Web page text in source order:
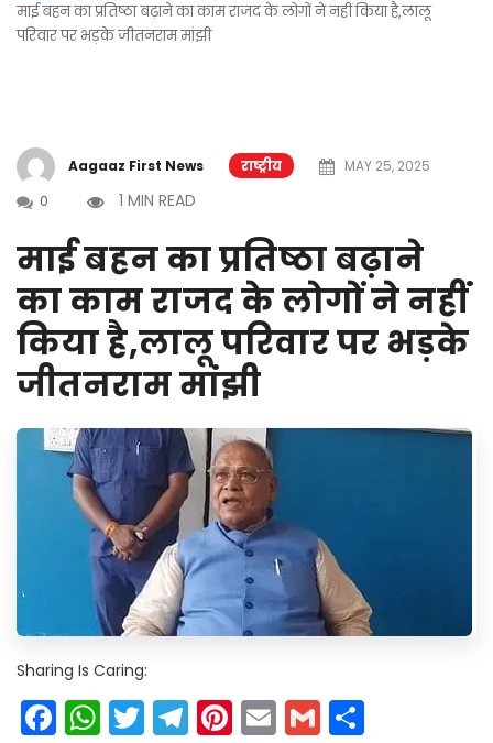
माई बहन का प्रतिष्ठा बढ़ाने का काम राजद के लोगों ने नहीं किया है,लालू
परिवार पर भड़के जीतनराम मांझी
Aagaaz First News राष्ट्रीय
MAY 25, 2025
0
1 MIN READ
माई बहन का प्रतिष्ठा बढ़ाने
का काम राजद के लोगों ने नहीं
किया है,लालू परिवार पर भड़के
जीतनराम मांझी
Sharing Is Caring:
Facebook
WhatsApp
Twitter
Telegram
Pinterest
EmailGmail